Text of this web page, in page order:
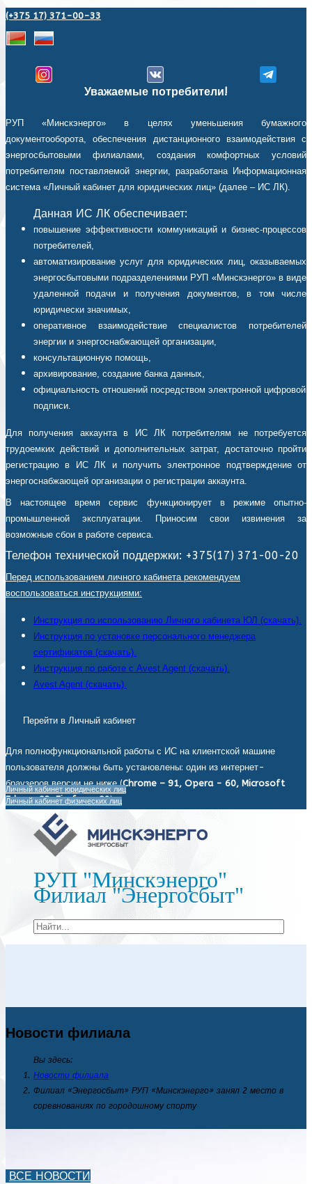
(+375 17) 371-00-33
Уважаемые потребители!
РУП «Минскэнерго» в целях уменьшения бумажного
документооборота, обеспечения дистанционного взаимодействия с
энергосбытовыми филиалами, создания комфортных условий
потребителям поставляемой энергии, разработана Информационная
система «Личный кабинет для юридических лиц» (далее – ИС ЛК).
Данная ИС ЛК обеспечивает:
повышение эффективности коммуникаций и бизнес-процессов
потребителей,
автоматизирование услуг для юридических лиц, оказываемых
энергосбытовыми подразделениями РУП «Минскэнерго» в виде
удаленной подачи и получения документов, в том числе
юридически значимых,
оперативное взаимодействие специалистов потребителей
энергии и энергоснабжающей организации,
консультационную помощь,
архивирование, создание банка данных,
официальность отношений посредством электронной цифровой
подписи.
Для получения аккаунта в ИС ЛК потребителям не потребуется
трудоемких действий и дополнительных затрат, достаточно пройти
регистрацию в ИС ЛК и получить электронное подтверждение от
энергоснабжающей организации о регистрации аккаунта.
В настоящее время сервис функционирует в режиме опытно-
промышленной эксплуатации. Приносим свои извинения за
возможные сбои в работе сервиса.
Телефон технической поддержки: +375(17) 371-00-20
Перед использованием личного кабинета рекомендуем
воспользоваться инструкциями:
Инструкция по использованию Личного кабинета ЮЛ (скачать).
Инструкция по установке персонального менеджера
сертификатов (скачать).
Инструкция по работе с Avest Agent (скачать).
Avest Agent (скачать).
Перейти в Личный кабинет
Для полнофункциональной работы с ИС на клиентской машине
пользователя должны быть установлены: один из интернет-
браузеров версии не ниже (Chrome – 91, Opera - 60, Microsoft
Edge - 93, Firefox - 92).
Личный кабинет юридических лиц
Личный кабинет физических лиц
РУП "Минскэнерго"
Филиал "Энергосбыт"
Новости филиала
Вы здесь:
Новости филиала
Филиал «Энергосбыт» РУП «Минскэнерго» занял 2 место в
соревнованиях по городошному спорту
ВСЕ НОВОСТИ